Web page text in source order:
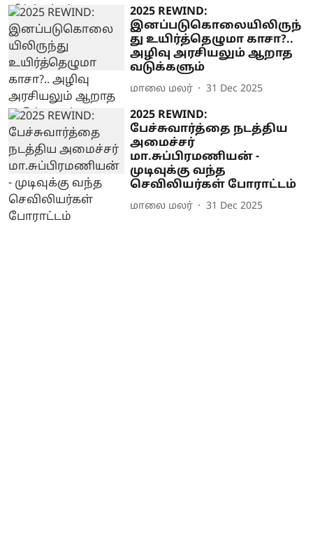
2025 REWIND:
இனப்படுகொலையிலிருந்
து உயிர்த்தெழுமா காசா?..
அழிவு அரசியலும் ஆறாத
வடுக்களும்
மாலை மலர் 31 Dec 2025
2025 REWIND:
பேச்சுவார்த்தை நடத்திய
அமைச்சர்
மா.சுப்பிரமணியன் -
முடிவுக்கு வந்த
செவிலியர்கள் போராட்டம்
மாலை மலர் 31 Dec 2025